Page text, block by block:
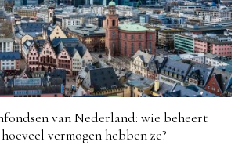
van Nederland: wie beheert
vermogen hebben ze?